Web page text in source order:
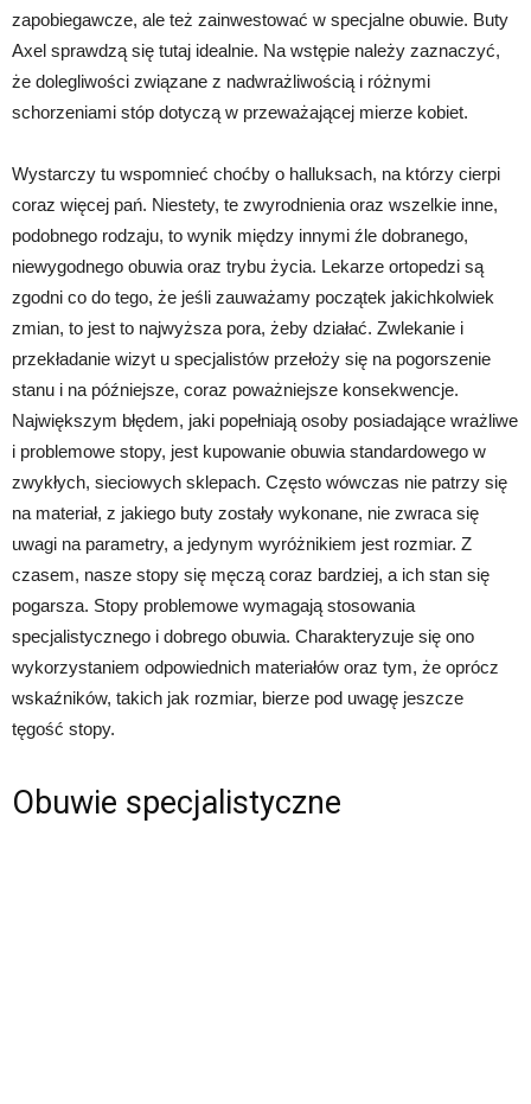
zapobiegawcze, ale też zainwestować w specjalne obuwie. Buty
Axel sprawdzą się tutaj idealnie. Na wstępie należy zaznaczyć,
że dolegliwości związane z nadwrażliwością i różnymi
schorzeniami stóp dotyczą w przeważającej mierze kobiet.
Wystarczy tu wspomnieć choćby o halluksach, na którzy cierpi
coraz więcej pań. Niestety, te zwyrodnienia oraz wszelkie inne,
podobnego rodzaju, to wynik między innymi źle dobranego,
niewygodnego obuwia oraz trybu życia. Lekarze ortopedzi są
zgodni co do tego, że jeśli zauważamy początek jakichkolwiek
zmian, to jest to najwyższa pora, żeby działać. Zwlekanie i
przekładanie wizyt u specjalistów przełoży się na pogorszenie
stanu i na późniejsze, coraz poważniejsze konsekwencje.
Największym błędem, jaki popełniają osoby posiadające wrażliwe
i problemowe stopy, jest kupowanie obuwia standardowego w
zwykłych, sieciowych sklepach. Często wówczas nie patrzy się
na materiał, z jakiego buty zostały wykonane, nie zwraca się
uwagi na parametry, a jedynym wyróżnikiem jest rozmiar. Z
czasem, nasze stopy się męczą coraz bardziej, a ich stan się
pogarsza. Stopy problemowe wymagają stosowania
specjalistycznego i dobrego obuwia. Charakteryzuje się ono
wykorzystaniem odpowiednich materiałów oraz tym, że oprócz
wskaźników, takich jak rozmiar, bierze pod uwagę jeszcze
tęgość stopy.
Obuwie specjalistyczne